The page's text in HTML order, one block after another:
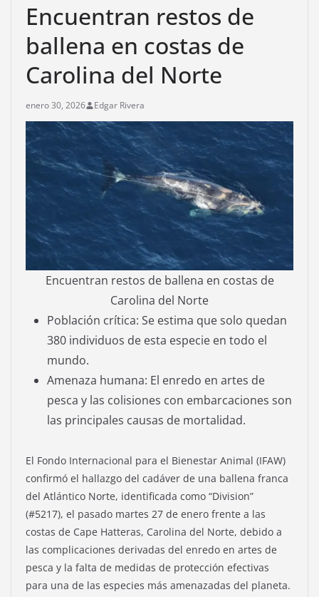
Encuentran restos de
ballena en costas de
Carolina del Norte
enero 30, 2026 Edgar Rivera
Encuentran restos de ballena en costas de
Carolina del Norte
Población crítica: Se estima que solo quedan
380 individuos de esta especie en todo el
mundo.
Amenaza humana: El enredo en artes de
pesca y las colisiones con embarcaciones son
las principales causas de mortalidad.
El Fondo Internacional para el Bienestar Animal (IFAW)
confirmó el hallazgo del cadáver de una ballena franca
del Atlántico Norte, identificada como “Division”
(#5217), el pasado martes 27 de enero frente a las
costas de Cape Hatteras, Carolina del Norte, debido a
las complicaciones derivadas del enredo en artes de
pesca y la falta de medidas de protección efectivas
para una de las especies más amenazadas del planeta.